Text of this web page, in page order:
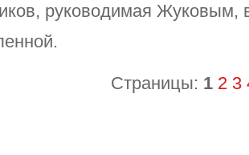
руководимая Жуковым,
Страницы: 1 2 3